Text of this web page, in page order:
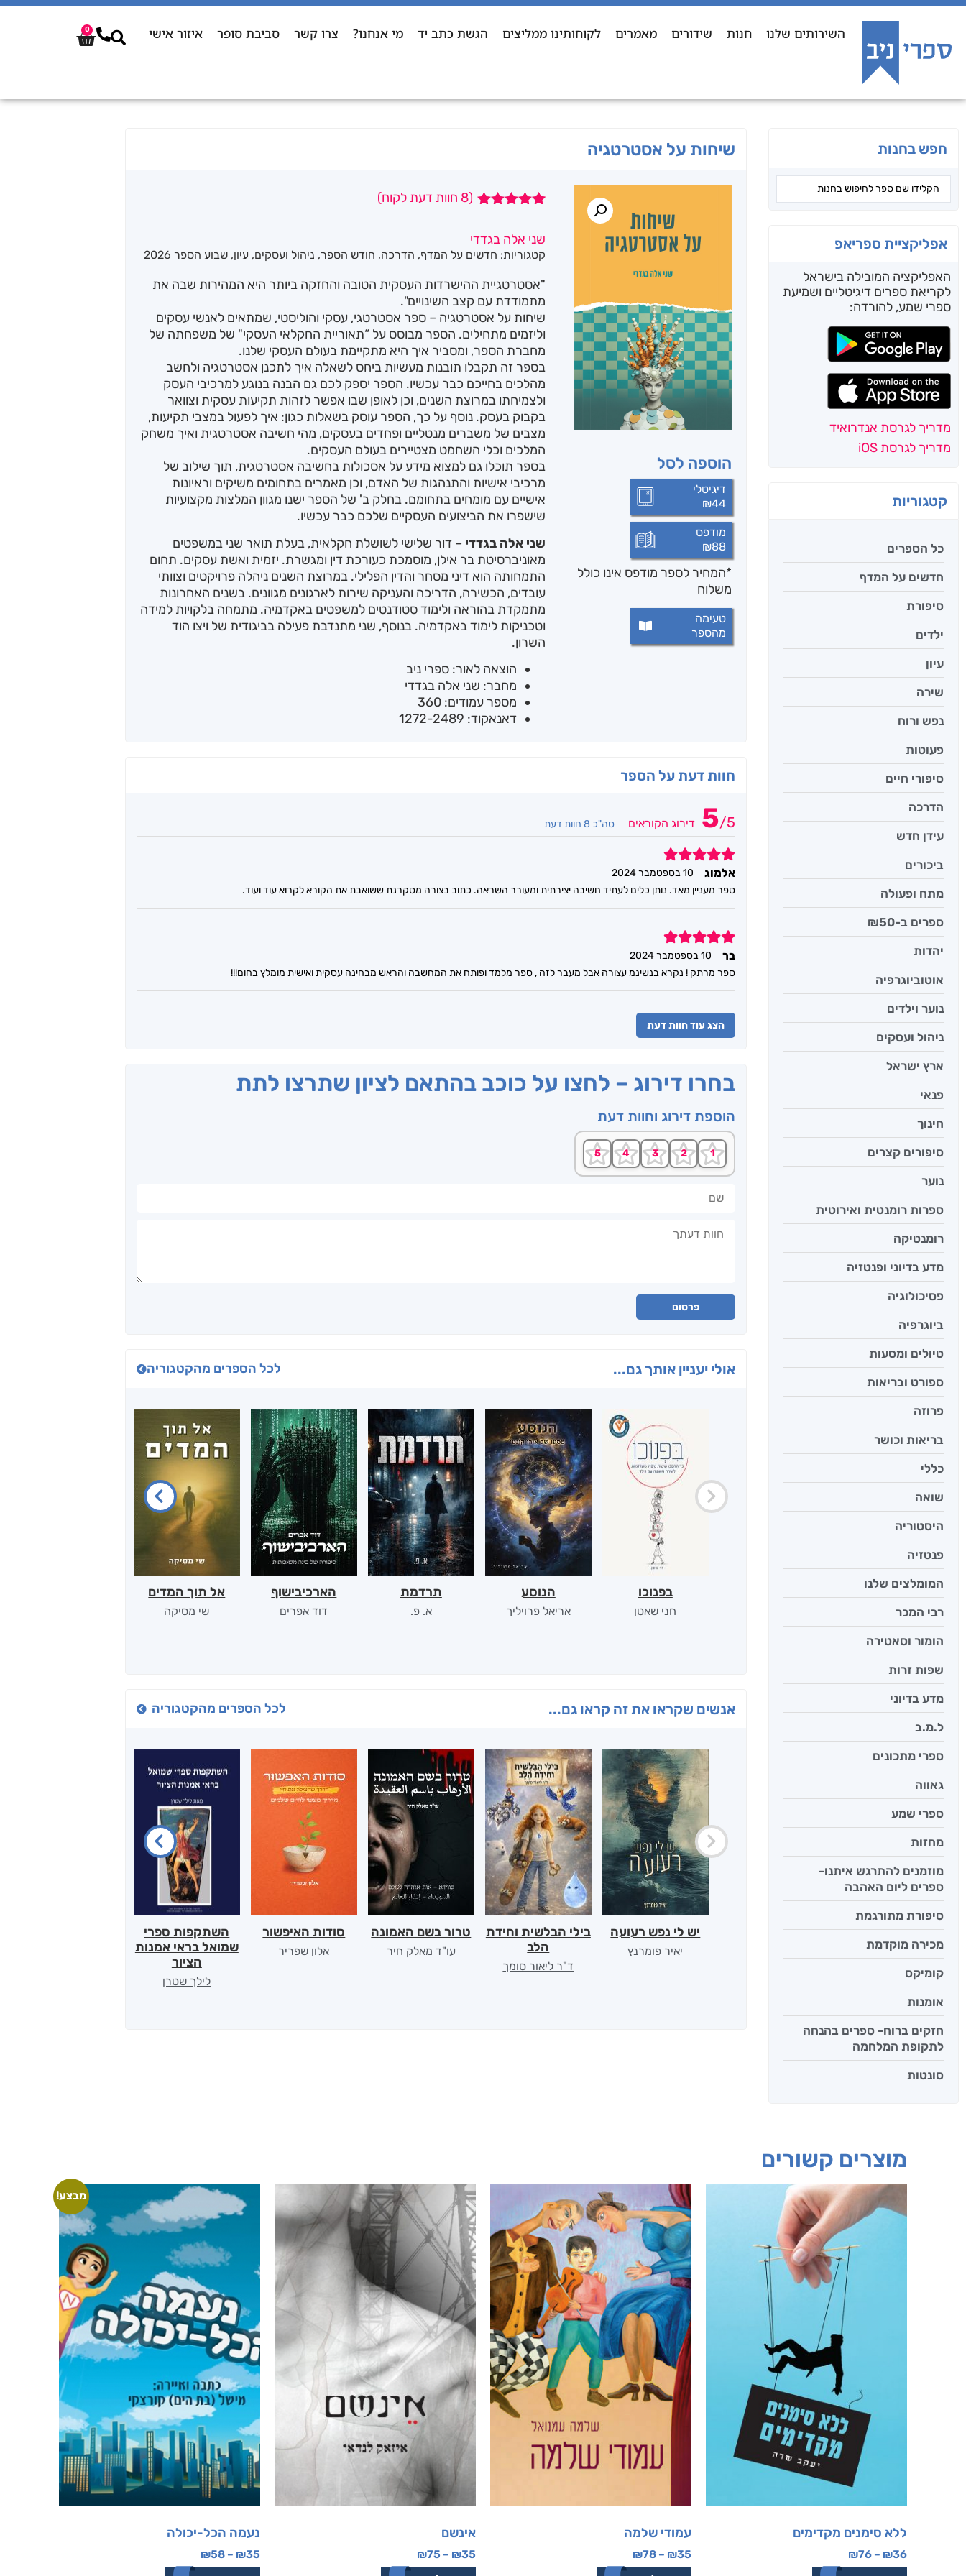
השירותים שלנו חנות שידורים מאמרים לקוחותינו ממליצים הגשת כתב יד מי אנחנו? צרו קשר סביבת סופר איזור אישי 0
חפש בחנות
אפליקציית ספריאפ
האפליקציה המובילה בישראל
לקריאת ספרים דיגיטליים ושמיעת
ספרי שמע, להורדה:
מדריך לגרסת אנדרואיד
מדריך לגרסת iOS
קטגוריות
כל הספרים
חדשים על המדף
סיפורת
ילדים
עיון
שירה
נפש ורוח
פעוטות
סיפורי חיים
הדרכה
עידן חדש
ביכורים
מתח ופעולה
ספרים ב-₪50
יהדות
אוטוביוגרפיה
נוער וילדים
ניהול ועסקים
ארץ ישראל
פנאי
חינוך
סיפורים קצרים
נוער
ספרות רומנטית ואירוטית
רומנטיקה
מדע בדיוני ופנטזיה
פסיכולוגיה
ביוגרפיה
טיולים ומסעות
ספורט ובריאות
פרוזה
בריאות וכושר
כללי
שואה
היסטוריה
פנטזיה
המומלצים שלנו
רבי המכר
הומור וסאטירה
שפות זרות
מדע בדיוני
ל.מ.ב
ספרי מתכונים
גאווה
ספרי שמע
מחזות
מוזמנים להתרגש איתנו-
ספרים ליום האהבה
סיפורת מתורגמת
מכירה מוקדמת
קומיקס
אומנות
חזקים ברוח- ספרים בהנחה
לתקופת המלחמה
סונטות
שיחות על אסטרטגיה
הוספה לסל
דיגיטלי
₪44
מודפס
₪88
*המחיר לספר מודפס אינו כולל
משלוח
טעימה
מהספר
מבוסס על
דירוגים של
(
8 חוות דעת לקוח)
שני אלה בגדדי
קטגוריות: חדשים על המדף, הדרכה, חודש הספר, ניהול ועסקים, עיון, שבוע הספר 2026
"אסטרטגיית ההישרדות העסקית הטובה והחזקה ביותר היא המהירות שבה את
מתמודדת עם קצב השינויים".
שיחות על אסטרטגיה – ספר אסטרטגי, עסקי והוליסטי, שמתאים לאנשי עסקים
וליזמים מתחילים. הספר מבוסס על “תאוריית החקלאי העסקי" של משפחתה של
מחברת הספר, ומסביר איך היא מתקיימת בעולם העסקי שלנו.
בספר זה תקבלו תובנות מעשיות ביחס לשאלה איך לתכנן אסטרטגיה ולחשב
מהלכים בחייכם כבר עכשיו. הספר יספק לכם גם הבנה בנוגע למרכיבי העסק
ולצמיחתו במרוצת השנים, וכן לאופן שבו אפשר לזהות תקיעות עסקית וצוואר
בקבוק בעסק. נוסף על כך, הספר עוסק בשאלות כגון: איך לפעול במצבי תקיעות,
מצבים של משברים מנטליים ופחדים בעסקים, מהי חשיבה אסטרטגית ואיך משחק
המלכים וכלי השחמט מצטיירים בעולם העסקים.
בספר תוכלו גם למצוא מידע על אסכולות בחשיבה אסטרטגית, תוך שילוב של
מרכיבי אישיות והתנהגות של האדם, וכן מאמרים בתחומים משיקים וראיונות
אישיים עם מומחים בתחומם. בחלק ב' של הספר ישנו מגוון המלצות מקצועיות
שישפרו את הביצועים העסקיים שלכם כבר עכשיו.
שני אלה בגדדי – דור שלישי לשושלת חקלאית, בעלת תואר שני במשפטים
מאוניברסיטת בר אילן, מוסמכת כעורכת דין ומגשרת. יזמית ואשת עסקים. תחום
התמחותה הוא דיני מסחר והדין הפלילי. במרוצת השנים ניהלה פרויקטים וצוותי
עובדים, הכשירה, הדריכה והעניקה שירות לארגונים מגוונים. בשנים האחרונות
מתמקדת בהוראה ולימוד סטודנטים למשפטים באקדמיה. מתמחה בלקויות למידה
וטכניקות לימוד באקדמיה. בנוסף, שני מתנדבת פעילה בביגודית של ויצו הוד
השרון.
הוצאה לאור: ספרי ניב
מחבר: שני אלה בגדדי
מספר עמודים: 360
דאנאקוד: 1272-2489
חוות דעת על הספר
5/5 דירוג הקוראים סה"כ 8 חוות דעת
5
אלמוג
10 בספטמבר 2024
ספר מעניין מאד. נותן כלים לעתיד חשיבה יצירתית ומעורר השראה. כתוב בצורה מסקרנת ששואבת את הקורא לקרוא עוד ועוד.
5
בר
10 בספטמבר 2024
ספר מרתק ! נקרא בנשינמ עצורה אבל מעבר לזה , ספר מלמד ופותח את המחשבה והראש מבחינה עסקית ואישית מומלץ בחום!!!
הצג עוד חוות דעת
בחרו דירוג – לחצו על כוכב בהתאם לציון שתרצו לתת
הוספת דירוג וחוות דעת
פרסום
אולי יעניין אותך גם... לכל הספרים מהקטגוריה
בפנוכו
חני שאטן
הנוסע
אריאל פרויליך
תרדמת
א. פ.
הארכיבישוף
דוד אפרים
אל תוך המדים
שי מסיקה
אנשים שקראו את זה קראו גם... לכל הספרים מהקטגוריה
יש לי נפש רעועה
יאיר פומרנץ
בילי הבלשית וחידת
הלב
ד"ר ליאור סומך
טרור בשם האמונה
עו"ד מאלק חיר
סודות האיפשור
אלון שפריר
השתקפות ספרי
שמואל בראי אמנות
הציור
לילך שטרן
מוצרים קשורים
ללא סימנים מקדימים
₪36
–
₪76
עמודי שלמה
₪35
–
₪78
אינשם
₪35
–
₪75
מבצע!
נעמה הכל-יכולה
₪35
–
₪58